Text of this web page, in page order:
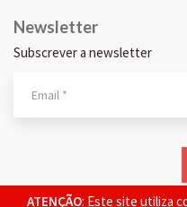
ATENÇÃO: Este site utiliza
Newsletter
Subscrever a newsletter
© 2026 FPAS.